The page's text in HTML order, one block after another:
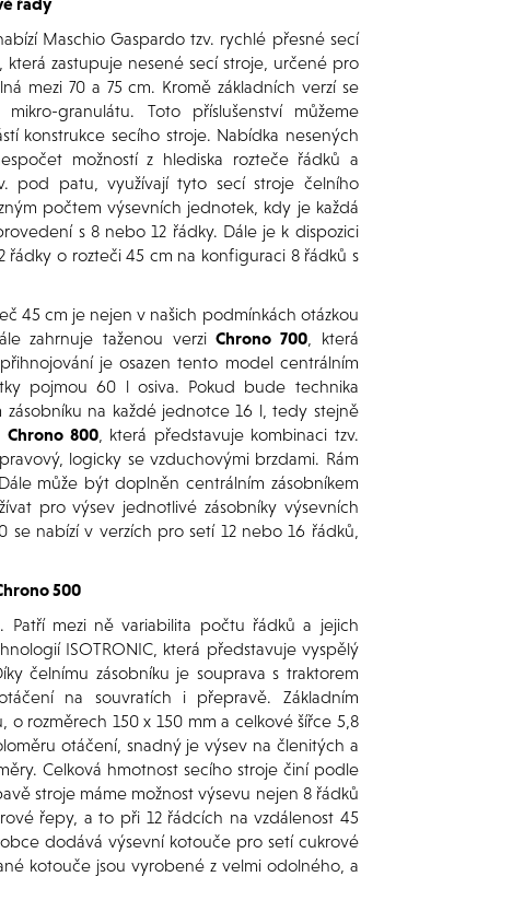
Maschio Gaspardo tzv. rychlé přesné secí
která zastupuje nesené secí stroje, určené pro
mezi 70 a 75 cm. Kromě základních verzí se
granulátu. Toto příslušenství můžeme
konstrukce secího stroje. Nabídka nesených
možností z hlediska rozteče řádků a
pod patu, využívají tyto secí stroje čelního
počtem výsevních jednotek, kdy je každá
s 8 nebo 12 řádky. Dále je k dispozici
o rozteči 45 cm na konfiguraci 8 řádků s
45 cm je nejen v našich podmínkách otázkou
zahrnuje taženou verziChrono 700 , která
je osazen tento model centrálním
pojmou 60 l osiva. Pokud bude technika
na každé jednotce 16 l, tedy stejně
Chrono 800, která představuje kombinaci tzv.
logicky se vzduchovými brzdami. Rám
může být doplněn centrálním zásobníkem
pro výsev jednotlivé zásobníky výsevních
nabízí v verzích pro setí 12 nebo 16 řádků,
500
mezi ně variabilita počtu řádků a jejich
ISOTRONIC, která představuje vyspělý
čelnímu zásobníku je souprava s traktorem
na souvratích i přepravě. Základním
rozměrech 150 x 150 mm a celkové šířce 5,8
otáčení, snadný je výsev na členitých a
Celková hmotnost secího stroje činí podle
stroje máme možnost výsevu nejen 8 řádků
řepy, a to při 12 řádcích na vzdálenost 45
dodává výsevní kotouče pro setí cukrové
kotouče jsou vyrobené z velmi odolného, a